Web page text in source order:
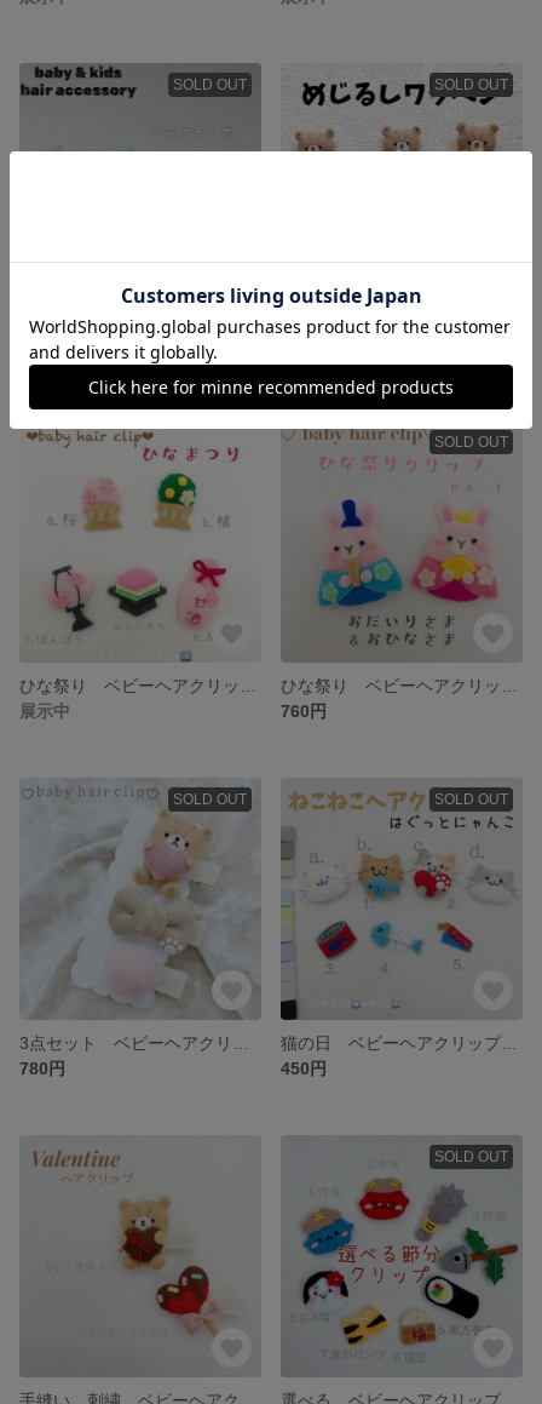
SOLD OUT
2個セット ベビーヘアクリップ キッズヘアゴム リボン
600円
SOLD OUT
めじるしワッペン 入園入学準備 コップ袋☆お着替え袋☆上靴入れ☆レッスンバックなどに目印としてどうぞ
展示中
SOLD OUT
760円
SOLD OUT
780円
SOLD OUT
猫の日 ベビーヘアクリップ ヘアゴム キッズヘアゴム ペット用ヘアクリップ
450円
SOLD OUT
選べる ベビーヘアクリップ 節分 キッズヘアクリップ ベビーヘアゴム キッズヘアゴム 赤ちゃんヘアクリップ